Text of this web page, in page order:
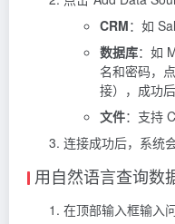
CRM：如
数据库：如
名和密码，
接），成功后
文件：支持
连接成功后，系统
用自然语言查询数
在顶部输入框输入